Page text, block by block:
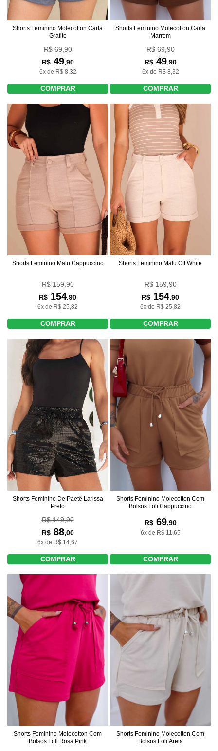
Shorts Feminino Molecotton Carla
Grafite
R$ 69,90
R$49,90
6x de R$ 8,32
COMPRAR
Shorts Feminino Molecotton Carla
Marrom
R$ 69,90
R$49,90
6x de R$ 8,32
COMPRAR
Shorts Feminino Malu Cappuccino
R$ 159,90
R$ 154,90
6x de R$ 25,82
COMPRAR
Shorts Feminino Malu Off White
R$ 159,90
R$ 154,90
6x de R$ 25,82
COMPRAR
Shorts Feminino De Paetê Larissa
Preto
R$ 149,90
R$88,00
6x de R$ 14,67
COMPRAR
Shorts Feminino Molecotton Com
Bolsos Loli Cappuccino
R$69,90
6x de R$ 11,65
COMPRAR
Shorts Feminino Molecotton Com
Bolsos Loli Rosa Pink
Shorts Feminino Molecotton Com
Bolsos Loli Areia